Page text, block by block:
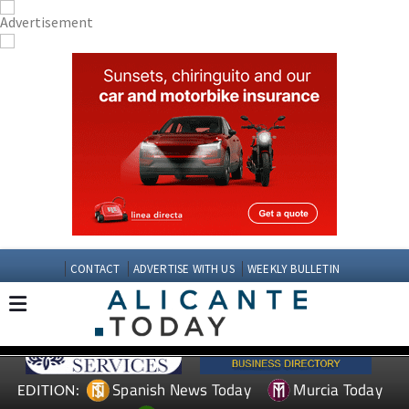
CONTACT ADVERTISE WITH US WEEKLY BULLETIN
EDITION: Spanish News Today
Murcia Today